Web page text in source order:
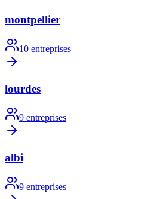
montpellier
10 entreprises
lourdes
9 entreprises
albi
9 entreprises